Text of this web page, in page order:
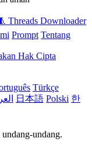
Threads Downloader
Prompt Tentang
Hak Cipta
Türkçe
日本語 Polski 한
undang.